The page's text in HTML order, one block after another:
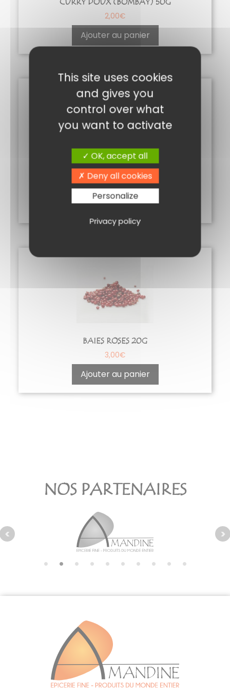
CURRY DOUX (BOMBAY) 50G
2,00€
Ajouter au panier
CINQ PARFUMS 50G
2,10€
Ajouter au panier
BAIES ROSES 20G
3,00€
Ajouter au panier
NOS PARTENAIRES
This site uses cookies
and gives you
control over what
you want to activate
OK, accept all
Deny all cookies
Personalize
Privacy policy